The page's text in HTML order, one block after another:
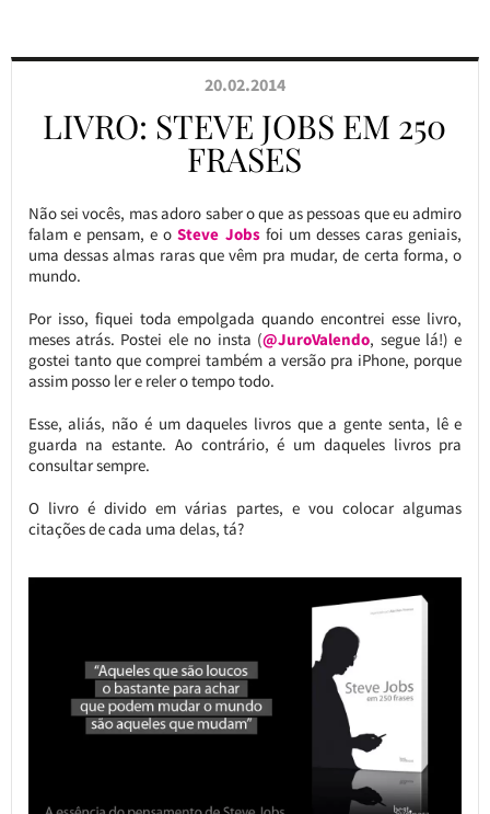
20.02.2014
LIVRO: STEVE JOBS EM 250
FRASES
Não sei vocês, mas adoro saber o que as pessoas que eu admiro
falam e pensam, e o Steve Jobsfoi um desses caras geniais,
uma dessas almas raras que vêm pra mudar, de certa forma, o
mundo.
Por isso, fiquei toda empolgada quando encontrei esse livro,
meses atrás. Postei ele no insta (@JuroValendo, segue lá!) e
gostei tanto que comprei também a versão pra iPhone, porque
assim posso ler e reler o tempo todo.
Esse, aliás, não é um daqueles livros que a gente senta, lê e
guarda na estante. Ao contrário, é um daqueles livros pra
consultar sempre.
O livro é divido em várias partes, e vou colocar algumas
citações de cada uma delas, tá?